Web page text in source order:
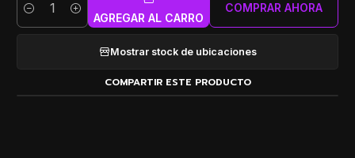
Cantidad AGREGAR AL CARRO
COMPRAR AHORA
Mostrar stock de ubicaciones
COMPARTIR ESTE PRODUCTO